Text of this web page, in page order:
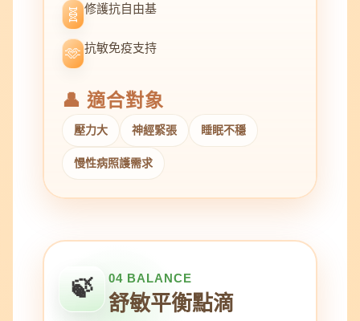
🧬 修護抗自由基
🫶 抗敏免疫支持
👤 適合對象
壓力大 神經緊張 睡眠不穩
慢性病照護需求
🍃 04 BALANCE
舒敏平衡點滴